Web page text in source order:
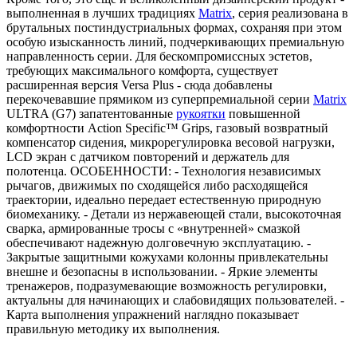
выполненная в лучших традициях Matrix, серия реализована в
брутальных постиндустриальных формах, сохраняя при этом
особую изысканность линий, подчеркивающих премиальную
направленность серии. Для бескомпромиссных эстетов,
требующих максимального комфорта, существует
расширенная версия Versa Plus - сюда добавлены
перекочевавшие прямиком из суперпремиальной серии Matrix
ULTRA (G7) запатентованные рукоятки повышенной
комфортности Action Specific™ Grips, газовый возвратный
компенсатор сидения, микрорегулировка весовой нагрузки,
LCD экран с датчиком повторений и держатель для
полотенца. ОСОБЕННОСТИ: - Технология независимых
рычагов, движимых по сходящейся либо расходящейся
траектории, идеально передает естественную природную
биомеханику. - Детали из нержавеющей стали, высокоточная
сварка, армированные тросы с «внутренней» смазкой
обеспечивают надежную долговечную эксплуатацию. -
Закрытые защитными кожухами колонны привлекательны
внешне и безопасны в использовании. - Яркие элементы
тренажеров, подразумевающие возможность регулировки,
актуальны для начинающих и слабовидящих пользователей. -
Карта выполнения упражнений наглядно показывает
правильную методику их выполнения.